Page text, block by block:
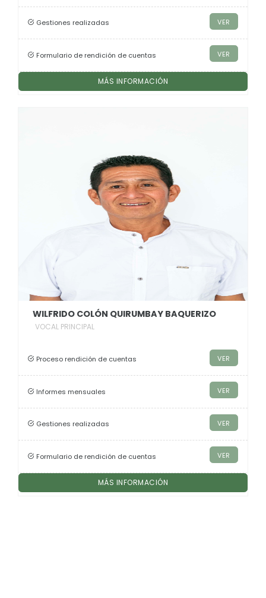
Gestiones realizadas VER
Formulario de rendición de cuentas VER
MÁS INFORMACIÓN
WILFRIDO COLÓN QUIRUMBAY BAQUERIZO
VOCAL PRINCIPAL
Proceso rendición de cuentas VER
Informes mensuales VER
Gestiones realizadas VER
Formulario de rendición de cuentas VER
MÁS INFORMACIÓN